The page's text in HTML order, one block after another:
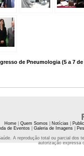
de Pneumologia (5 a 7
Home| Quem Somos| Notícias|
de Eventos| Galeria de Imagens|
A reprodução total ou parcial
autorização expressa